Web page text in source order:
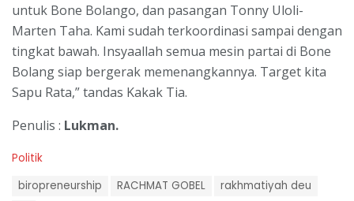
untuk Bone Bolango, dan pasangan Tonny Uloli-
Marten Taha. Kami sudah terkoordinasi sampai dengan
tingkat bawah. Insyaallah semua mesin partai di Bone
Bolang siap bergerak memenangkannya. Target kita
Sapu Rata,” tandas Kakak Tia.
Penulis : Lukman.
C
Politik
biropreneurship RACHMAT GOBEL
rakhmatiyah deu